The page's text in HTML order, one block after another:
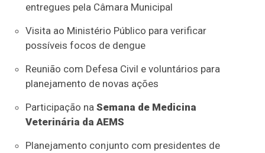
entregues pela Câmara Municipal
Visita ao Ministério Público para verificar
possíveis focos de dengue
Reunião com Defesa Civil e voluntários para
planejamento de novas ações
Participação na Semana de Medicina
Veterinária da AEMS
Planejamento conjunto com presidentes de